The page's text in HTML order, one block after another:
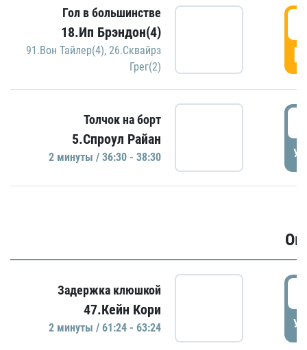
Гол в большинстве
18.Ип Брэндон(4)
91.Вон Тайлер(4), 26.Сквайрз
Грег(2)
Толчок на борт
5.Спроул Райан
2 минуты / 36:30 - 38:30
Задержка клюшкой
47.Кейн Кори
2 минуты / 61:24 - 63:24